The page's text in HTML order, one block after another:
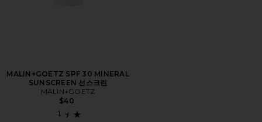
MALIN+GOETZ SPF 30 MINERAL
SUNSCREEN 선스크린
MALIN+GOETZ
$40